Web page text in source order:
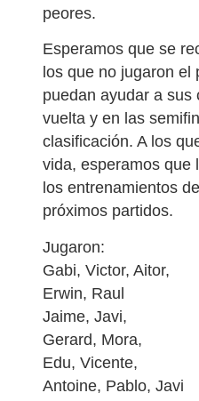
peores.
Esperamos que se
los que no jugaron el
puedan ayudar a sus
vuelta y en las
clasificación. A los
vida, esperamos que
los entrenamientos
próximos partidos.
Jugaron:
Gabi, Victor, Aitor,
Erwin, Raul
Jaime, Javi,
Gerard, Mora,
Edu, Vicente,
Antoine, Pablo, Javi